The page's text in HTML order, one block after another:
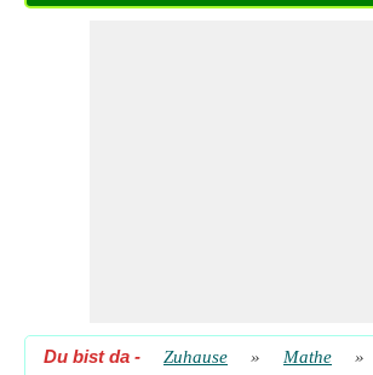
Du bist da - Zuhause » Mathe »